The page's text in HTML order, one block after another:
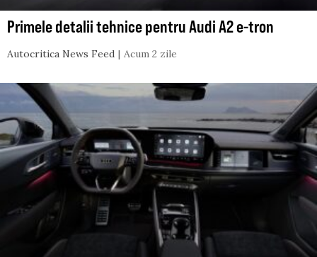
Primele detalii tehnice pentru Audi A2 e-tron
Autocritica News Feed Acum 2 zile